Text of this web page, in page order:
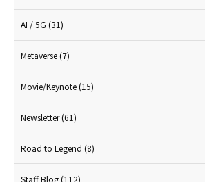
AI / 5G (31)
Metaverse(7)
Movie/Keynote(15)
Newsletter(61)
Road to Legend (8)
Staff Blog(112)